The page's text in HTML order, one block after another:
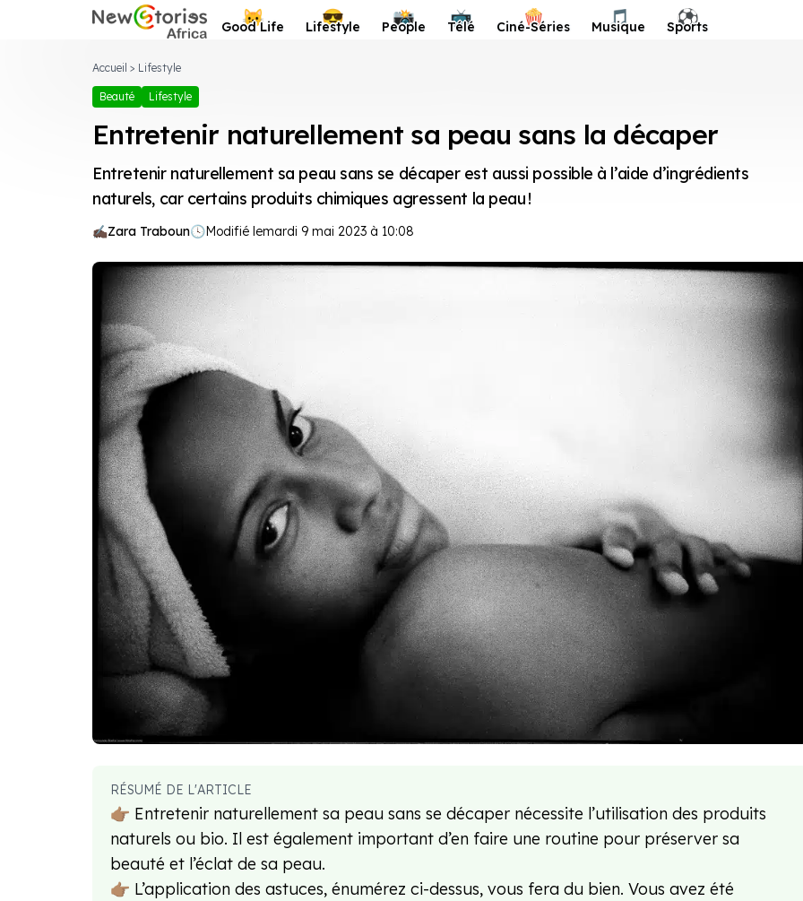
Newstories Africa 😺
Good Life 😎
Lifestyle 📸
People 📺
Télé 🍿
Ciné-Séries 🎵
Musique ⚽️
Sports
Accueil > Lifestyle
Beauté Lifestyle
Entretenir naturellement sa peau sans la décaper
Entretenir naturellement sa peau sans se décaper est aussi possible à l’aide d’ingrédients
naturels, car certains produits chimiques agressent la peau !
Zara Traboun🕓Modifié lemardi 9 mai 2023 à 10:08
RÉSUMÉ DE L'ARTICLE
👉🏽 Entretenir naturellement sa peau sans se décaper nécessite l’utilisation des produits
naturels ou bio. Il est également important d’en faire une routine pour préserver sa
beauté et l’éclat de sa peau.
👉🏽 L’application des astuces, énumérez ci-dessus, vous fera du bien. Vous avez été